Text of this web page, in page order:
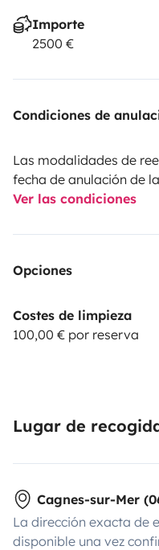
Importe
2500 €
Condiciones de
Las modalidades de
fecha de anulación de
Ver las condiciones
Opciones
Costes de limpieza
100,00 € por reserva
Lugar de
Cagnes-sur-Mer
La dirección exacta de
disponible una vez